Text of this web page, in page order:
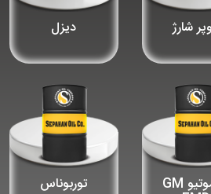
شارژ دیزل
لکوموتیو GM توربوناس